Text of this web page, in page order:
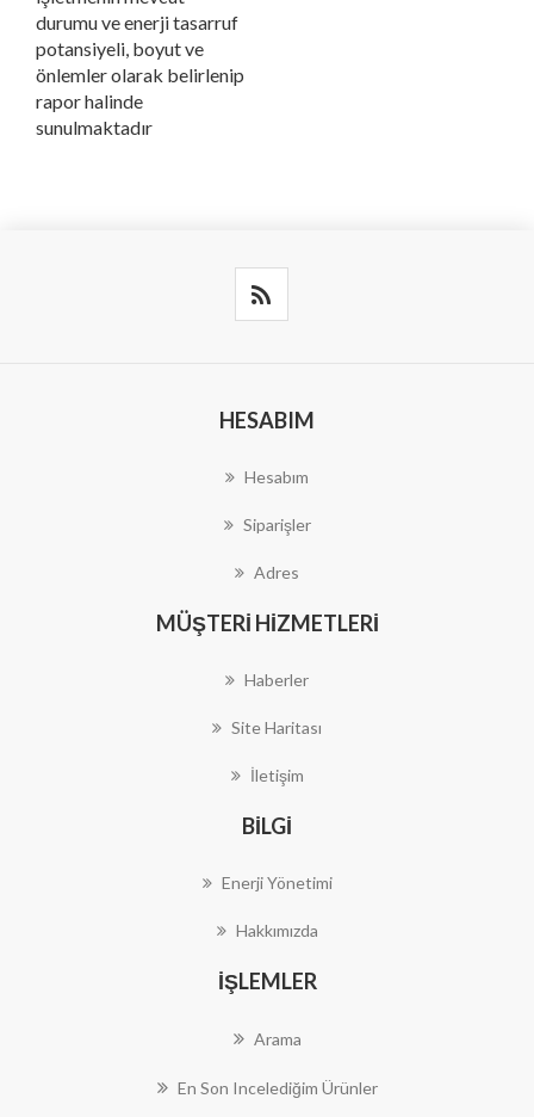
durumu ve enerji tasarruf
potansiyeli, boyut ve
önlemler olarak belirlenip
rapor halinde
sunulmaktadır
HESABIM
Hesabım
Siparişler
Adres
MÜŞTERI HIZMETLERI
Haberler
Site Haritası
İletişim
BILGI
Enerji Yönetimi
Hakkımızda
İŞLEMLER
Arama
En Son Incelediğim Ürünler